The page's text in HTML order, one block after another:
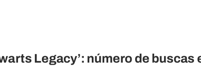
Legacy’: número de buscas